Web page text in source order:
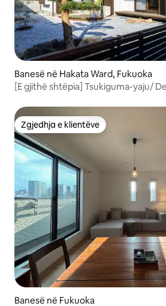
Banesë në Hakata Ward, Fukuoka
[E gjithë shtëpia] Tsukiguma-yaju/
Zgjedhja e klientëve
Zgjedhja e klientëve
Banesë në Fukuoka